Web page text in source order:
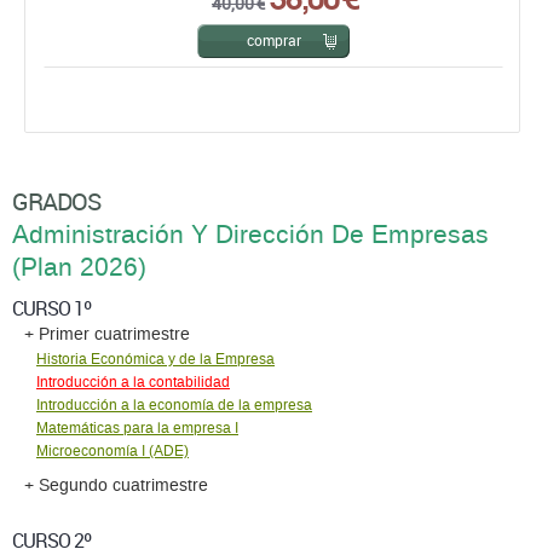
comprar
GRADOS
Administración Y Dirección De Empresas
(Plan 2026)
CURSO 1º
+ Primer cuatrimestre
Historia Económica y de la Empresa
Introducción a la contabilidad
Introducción a la economí­a de la empresa
Matemáticas para la empresa I
Microeconomí­a I (ADE)
+ Segundo cuatrimestre
CURSO 2º